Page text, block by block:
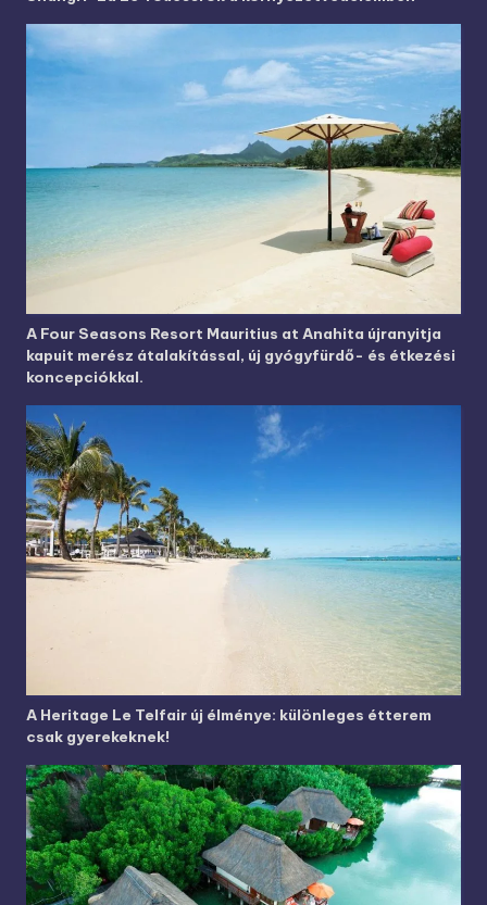
A Four Seasons Resort Mauritius at Anahita újranyitja
kapuit merész átalakítással, új gyógyfürdő- és étkezési
koncepciókkal.
A Heritage Le Telfair új élménye: különleges étterem
csak gyerekeknek!